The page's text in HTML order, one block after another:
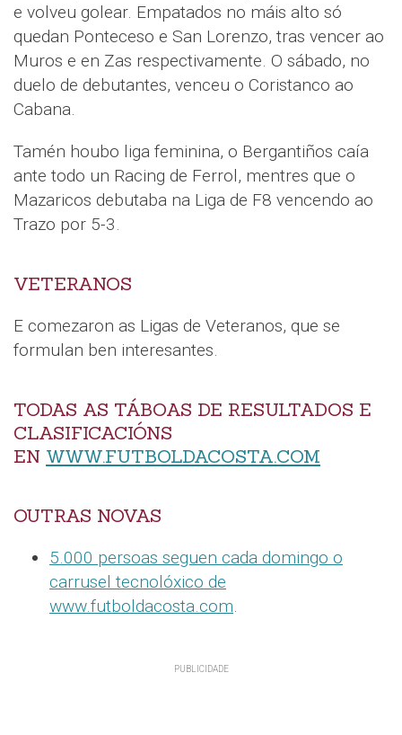
e volveu golear. Empatados no máis alto só
quedan Ponteceso e San Lorenzo, tras vencer ao
Muros e en Zas respectivamente. O sábado, no
duelo de debutantes, venceu o Coristanco ao
Cabana.
Tamén houbo liga feminina, o Bergantiños caía
ante todo un Racing de Ferrol, mentres que o
Mazaricos debutaba na Liga de F8 vencendo ao
Trazo por 5-3.
VETERANOS
E comezaron as Ligas de Veteranos, que se
formulan ben interesantes.
TODAS AS TÁBOAS DE RESULTADOS E
CLASIFICACIÓNS
EN WWW.FUTBOLDACOSTA.COM
OUTRAS NOVAS
5.000 persoas seguen cada domingo o
carrusel tecnolóxico de
www.futboldacosta.com.